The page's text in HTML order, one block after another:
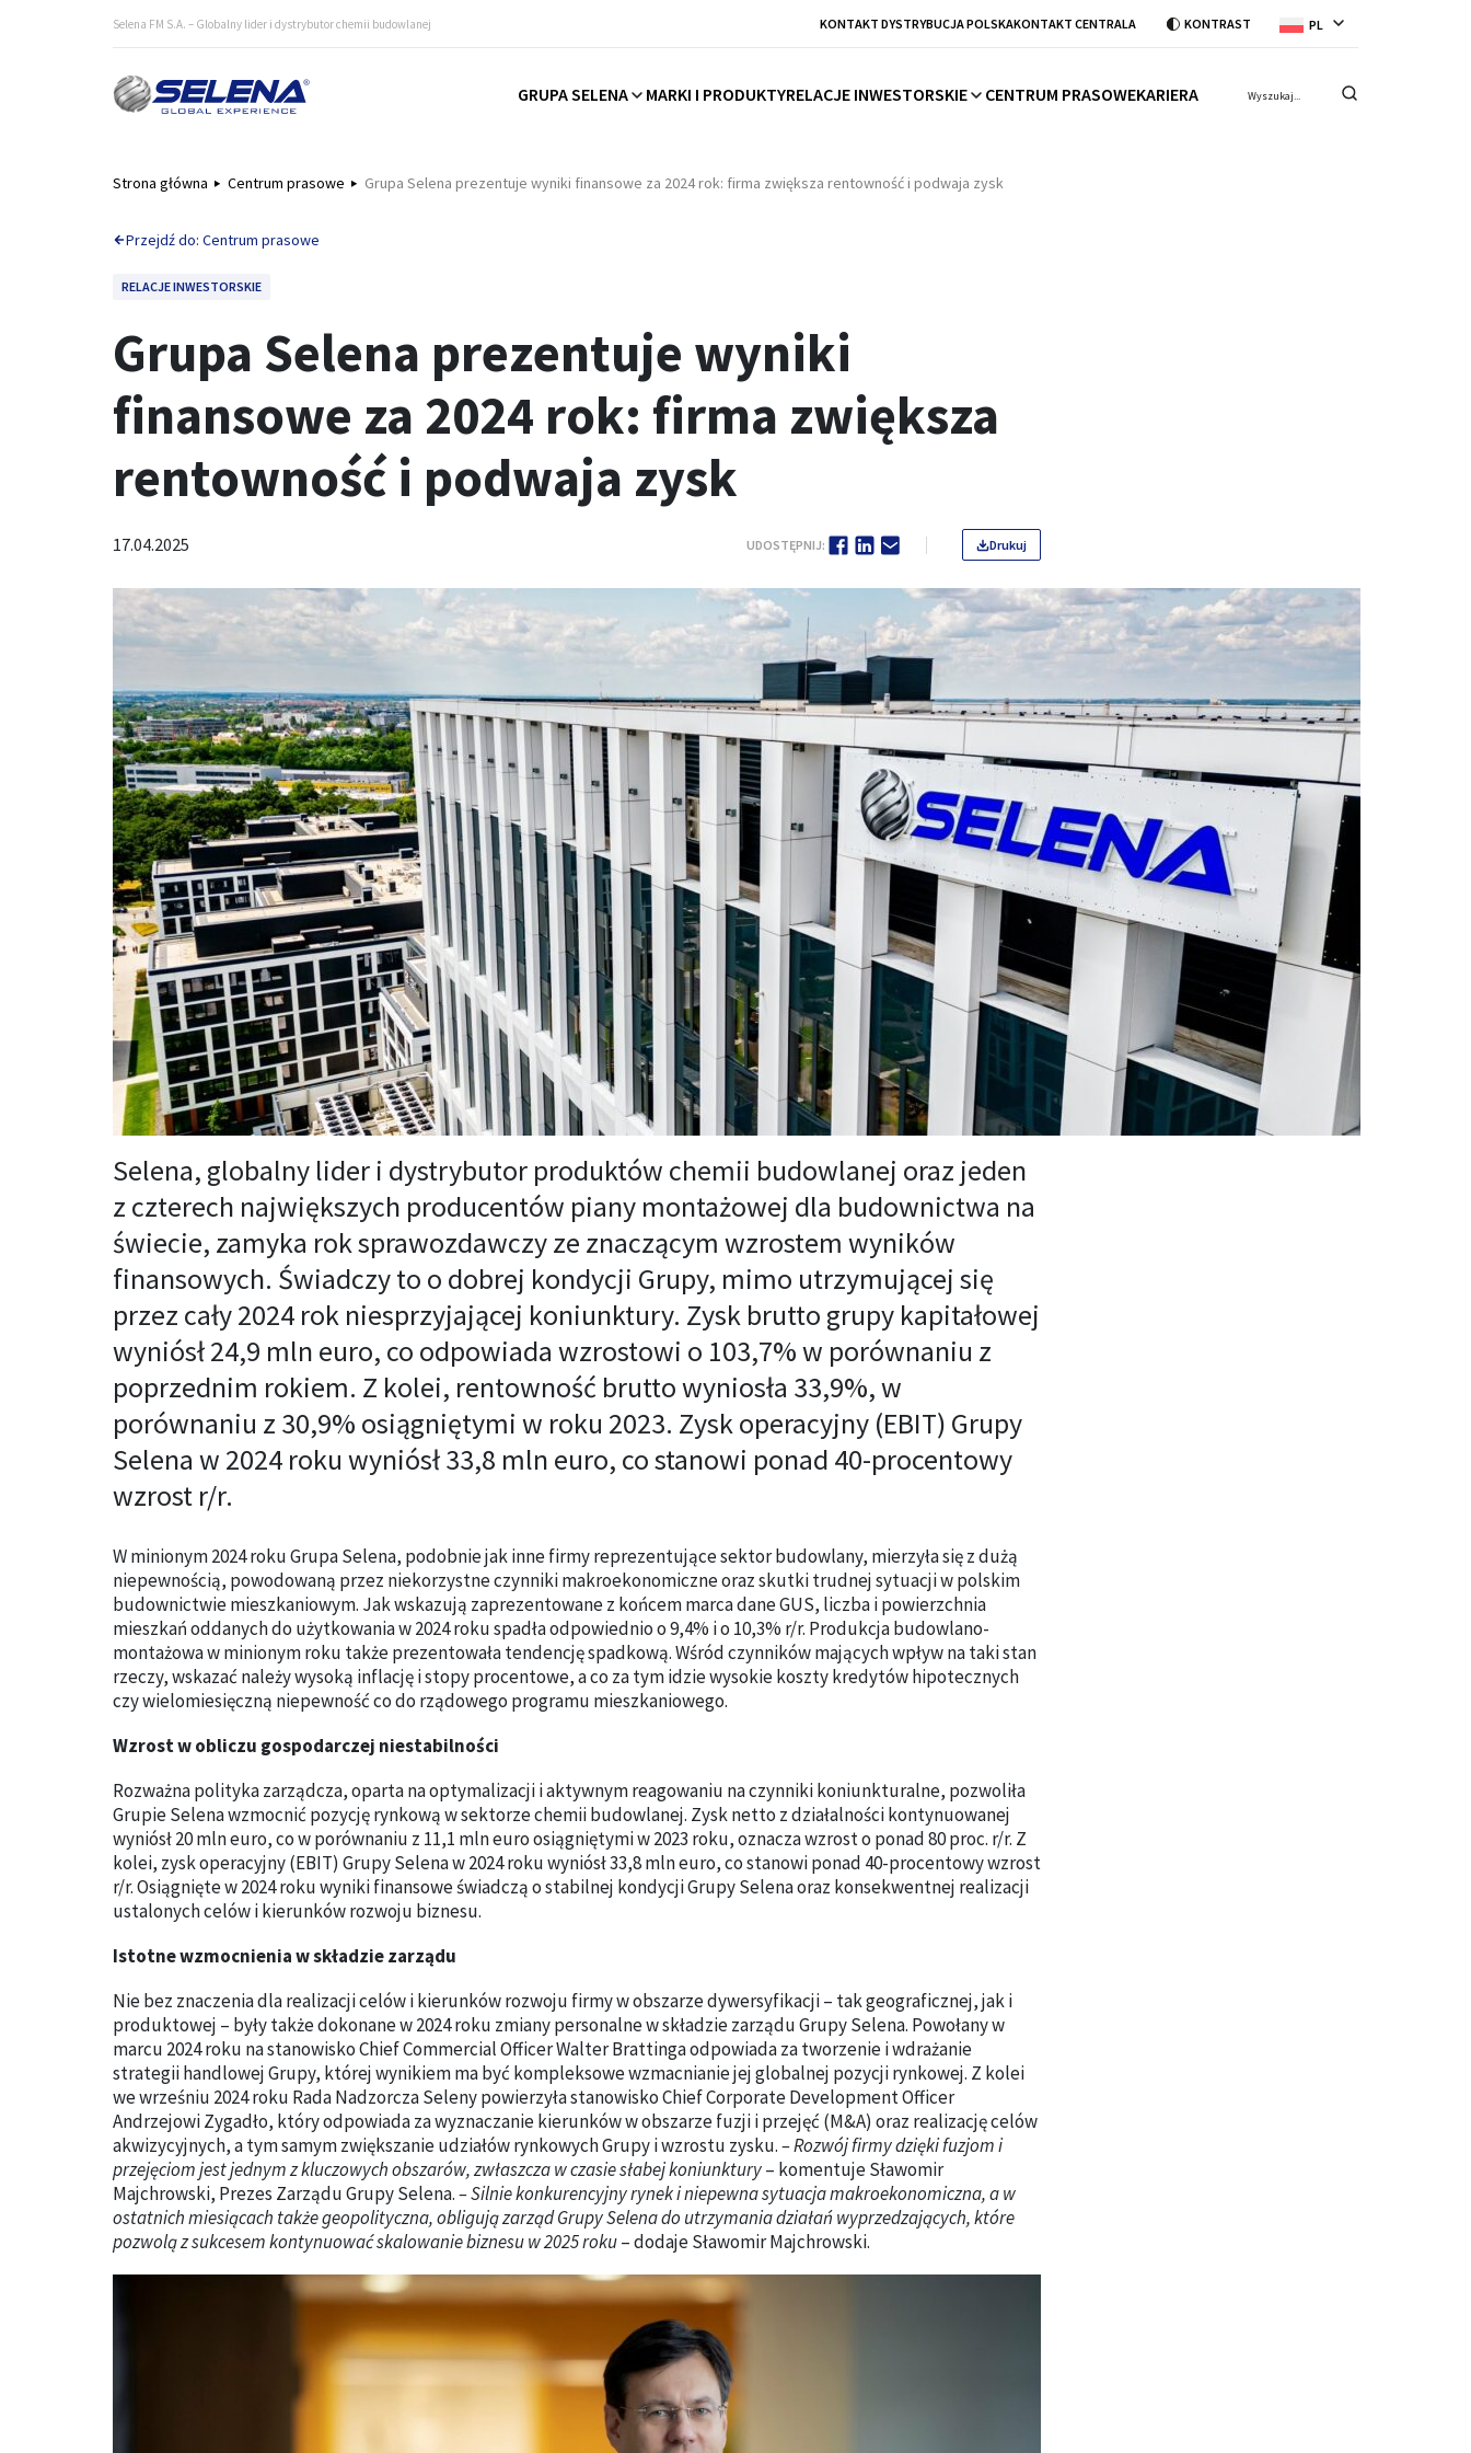
Selena FM S.A. – Globalny lider i dystrybutor chemii budowlanej KONTAKT DYSTRYBUCJA POLSKAKONTAKT CENTRALA KONTRAST PL
GRUPA SELENA MARKI I PRODUKTYRELACJE INWESTORSKIE CENTRUM PRASOWEKARIERA
Strona główna Centrum prasowe Grupa Selena prezentuje wyniki finansowe za 2024 rok: firma zwiększa rentowność i podwaja zysk
Przejdź do: Centrum prasowe
RELACJE INWESTORSKIE
Grupa Selena prezentuje wyniki
finansowe za 2024 rok: firma zwiększa
rentowność i podwaja zysk
17.04.2025 UDOSTĘPNIJ: Drukuj
Selena, globalny lider i dystrybutor produktów chemii budowlanej oraz jeden
z czterech największych producentów piany montażowej dla budownictwa na
świecie, zamyka rok sprawozdawczy ze znaczącym wzrostem wyników
finansowych. Świadczy to o dobrej kondycji Grupy, mimo utrzymującej się
przez cały 2024 rok niesprzyjającej koniunktury. Zysk brutto grupy kapitałowej
wyniósł 24,9 mln euro, co odpowiada wzrostowi o 103,7% w porównaniu z
poprzednim rokiem. Z kolei, rentowność brutto wyniosła 33,9%, w
porównaniu z 30,9% osiągniętymi w roku 2023. Zysk operacyjny (EBIT) Grupy
Selena w 2024 roku wyniósł 33,8 mln euro, co stanowi ponad 40-procentowy
wzrost r/r.
W minionym 2024 roku Grupa Selena, podobnie jak inne firmy reprezentujące sektor budowlany, mierzyła się z dużą
niepewnością, powodowaną przez niekorzystne czynniki makroekonomiczne oraz skutki trudnej sytuacji w polskim
budownictwie mieszkaniowym. Jak wskazują zaprezentowane z końcem marca dane GUS, liczba i powierzchnia
mieszkań oddanych do użytkowania w 2024 roku spadła odpowiednio o 9,4% i o 10,3% r/r. Produkcja budowlano-
montażowa w minionym roku także prezentowała tendencję spadkową. Wśród czynników mających wpływ na taki stan
rzeczy, wskazać należy wysoką inflację i stopy procentowe, a co za tym idzie wysokie koszty kredytów hipotecznych
czy wielomiesięczną niepewność co do rządowego programu mieszkaniowego.
Wzrost w obliczu gospodarczej niestabilności
Rozważna polityka zarządcza, oparta na optymalizacji i aktywnym reagowaniu na czynniki koniunkturalne, pozwoliła
Grupie Selena wzmocnić pozycję rynkową w sektorze chemii budowlanej. Zysk netto z działalności kontynuowanej
wyniósł 20 mln euro, co w porównaniu z 11,1 mln euro osiągniętymi w 2023 roku, oznacza wzrost o ponad 80 proc. r/r. Z
kolei, zysk operacyjny (EBIT) Grupy Selena w 2024 roku wyniósł 33,8 mln euro, co stanowi ponad 40-procentowy wzrost
r/r. Osiągnięte w 2024 roku wyniki finansowe świadczą o stabilnej kondycji Grupy Selena oraz konsekwentnej realizacji
ustalonych celów i kierunków rozwoju biznesu.
Istotne wzmocnienia w składzie zarządu
Nie bez znaczenia dla realizacji celów i kierunków rozwoju firmy w obszarze dywersyfikacji – tak geograficznej, jak i
produktowej – były także dokonane w 2024 roku zmiany personalne w składzie zarządu Grupy Selena. Powołany w
marcu 2024 roku na stanowisko Chief Commercial Officer Walter Brattinga odpowiada za tworzenie i wdrażanie
strategii handlowej Grupy, której wynikiem ma być kompleksowe wzmacnianie jej globalnej pozycji rynkowej. Z kolei
we wrześniu 2024 roku Rada Nadzorcza Seleny powierzyła stanowisko Chief Corporate Development Officer
Andrzejowi Zygadło, który odpowiada za wyznaczanie kierunków w obszarze fuzji i przejęć (M&A) oraz realizację celów
akwizycyjnych, a tym samym zwiększanie udziałów rynkowych Grupy i wzrostu zysku.– Rozwój firmy dzięki fuzjom i
przejęciom jest jednym z kluczowych obszarów, zwłaszcza w czasie słabej koniunktury– komentuje Sławomir
Majchrowski, Prezes Zarządu Grupy Selena.– Silnie konkurencyjny rynek i niepewna sytuacja makroekonomiczna, a w
ostatnich miesiącach także geopolityczna, obligują zarząd Grupy Selena do utrzymania działań wyprzedzających, które
pozwolą z sukcesem kontynuować skalowanie biznesu w 2025 roku– dodaje Sławomir Majchrowski.